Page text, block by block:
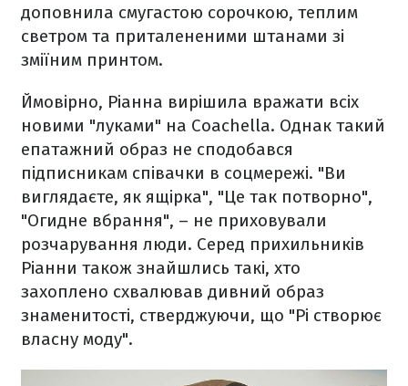
доповнила смугастою сорочкою, теплим
светром та приталененими штанами зі
зміїним принтом.
Ймовірно, Ріанна вирішила вражати всіх
новими "луками" на Coachella. Однак такий
епатажний образ не сподобався
підписникам співачки в соцмережі. "Ви
виглядаєте, як ящірка", "Це так потворно",
"Огидне вбрання", – не приховували
розчарування люди. Серед прихильників
Ріанни також знайшлись такі, хто
захоплено схвалював дивний образ
знаменитості, стверджуючи, що "Рі створює
власну моду".